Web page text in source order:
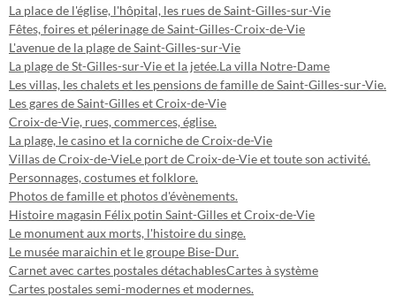
La place de l'église, l'hôpital, les rues de Saint-Gilles-sur-Vie
Fêtes, foires et pélerinage de Saint-Gilles-Croix-de-Vie
L'avenue de la plage de Saint-Gilles-sur-Vie
La plage de St-Gilles-sur-Vie et la jetée.La villa Notre-Dame
Les villas, les chalets et les pensions de famille de Saint-Gilles-sur-Vie.
Les gares de Saint-Gilles et Croix-de-Vie
Croix-de-Vie, rues, commerces, église.
La plage, le casino et la corniche de Croix-de-Vie
Villas de Croix-de-VieLe port de Croix-de-Vie et toute son activité.
Personnages, costumes et folklore.
Photos de famille et photos d'évènements.
Histoire magasin Félix potin Saint-Gilles et Croix-de-Vie
Le monument aux morts, l'histoire du singe.
Le musée maraichin et le groupe Bise-Dur.
Carnet avec cartes postales détachablesCartes à système
Cartes postales semi-modernes et modernes.